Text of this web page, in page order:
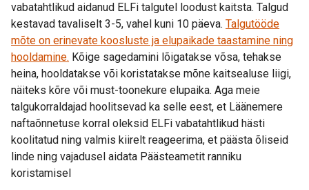
vabatahtlikud aidanud ELFi talgutel loodust kaitsta. Talgud
kestavad tavaliselt 3-5, vahel kuni 10 päeva. Talgutööde
mõte on erinevate koosluste ja elupaikade taastamine ning
hooldamine. Kõige sagedamini lõigatakse võsa, tehakse
heina, hooldatakse või koristatakse mõne kaitsealuse liigi,
näiteks kõre või must-toonekure elupaika. Aga meie
talgukorraldajad hoolitsevad ka selle eest, et Läänemere
naftaõnnetuse korral oleksid ELFi vabatahtlikud hästi
koolitatud ning valmis kiirelt reageerima, et päästa õliseid
linde ning vajadusel aidata Päästeametit ranniku
koristamisel